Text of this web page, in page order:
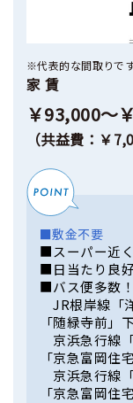
※代表的な間取りです
家 賃
￥93,000～
（共益費：￥
■敷金不要
■スーパー近
■日当たり良
■バス便多数
JR根岸線「
「随緑寺前」
京浜急行線
「京急富岡住
京浜急行線
「京急富岡住